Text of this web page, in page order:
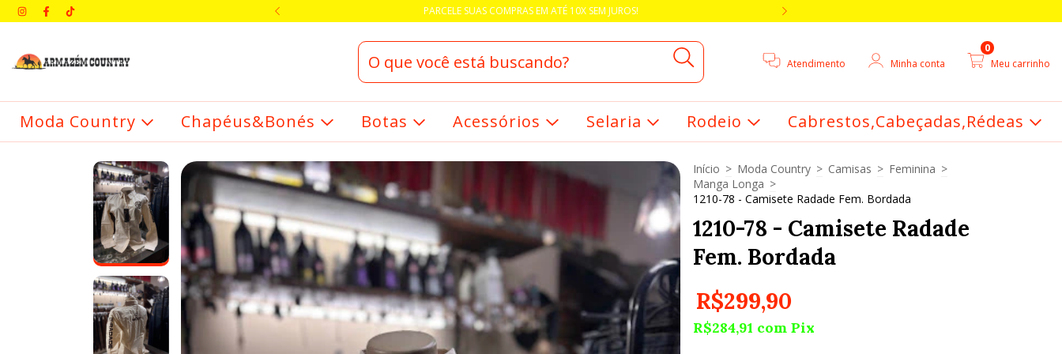
COMPRA: BEMVINDO PARCELE SUAS COMPRAS EM ATÉ 10X SEM JUROS!
Atendimento Minha conta Meu carrinho
0
Moda Country Chapéus&Bonés Botas Acessórios Selaria Rodeio Cabrestos,Cabeçadas,Rédeas
Início > Moda Country > Camisas > Feminina >
Manga Longa >
1210-78 - Camisete Radade Fem. Bordada
1210-78 - Camisete Radade
Fem. Bordada
R$299,90
R$284,91 com Pix